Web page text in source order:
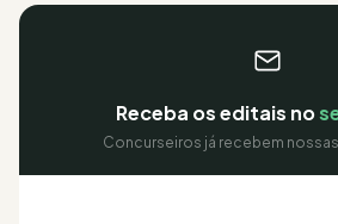
Receba os editais no
Concurseiros já recebem